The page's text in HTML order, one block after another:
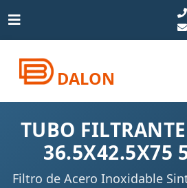
DALON
TUBO
36.5X42.5X75
Filtro de Acero Inoxidable